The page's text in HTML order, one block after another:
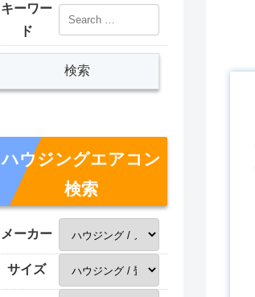
キーワー
ド
ハウジングエアコン
検索
メーカー
サイズ